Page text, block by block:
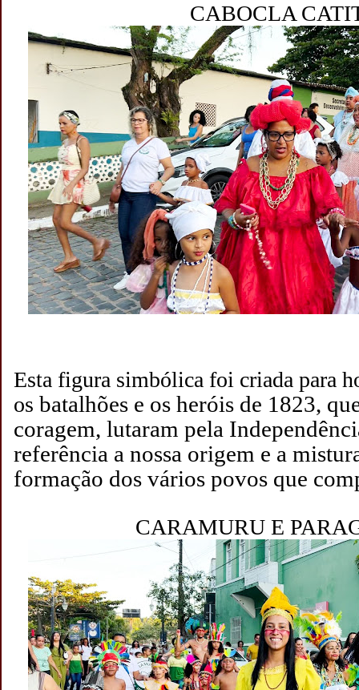
CABOCLA
Esta figura simbólica foi criada para
os batalhões e os heróis de 1823,
coragem, lutaram pela
referência a nossa origem e a
formação dos vários povos que
CARAMURU E